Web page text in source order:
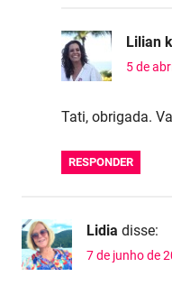
Lilian
5 de
Tati, obrigada.
RESPONDER
Lidia disse:
7 de junho de